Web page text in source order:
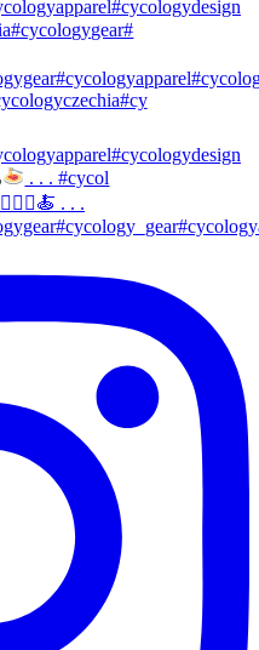
. . . #cycol